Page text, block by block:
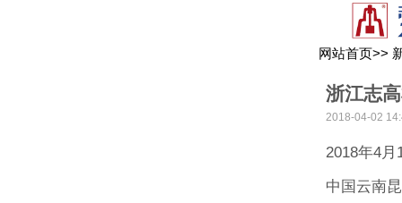
网站首页>>
浙江志
2018-04-02
2018年4月
中国云南